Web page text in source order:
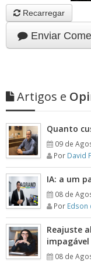
Recarregar
Enviar
Artigos e
Quanto
09 de
Por David
IA: a um
08 de
Por Edson
Reajuste
impagável
08 de